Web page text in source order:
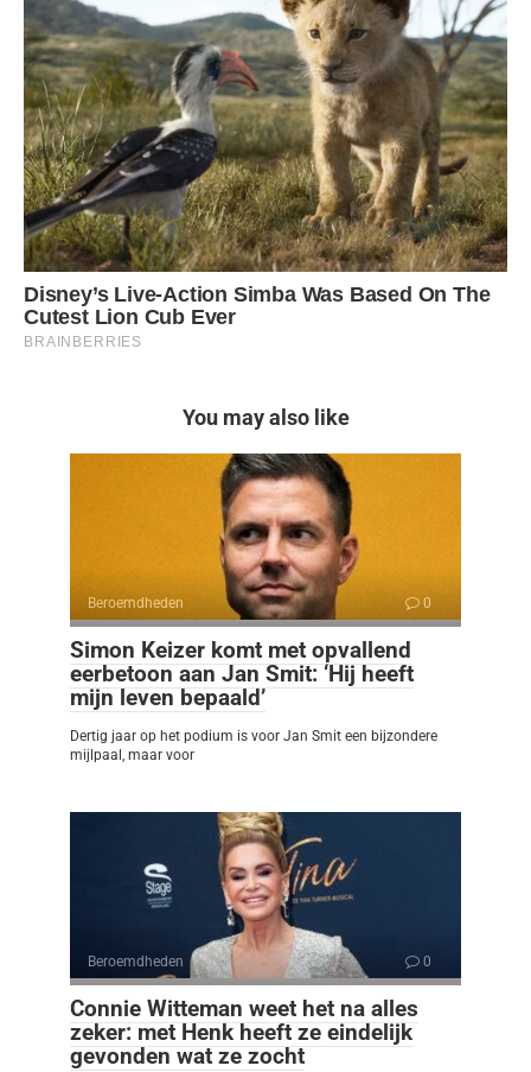
You may also like
Beroemdheden 0
Simon Keizer komt met opvallend
eerbetoon aan Jan Smit: ‘Hij heeft
mijn leven bepaald’
Dertig jaar op het podium is voor Jan Smit een bijzondere
mijlpaal, maar voor
Beroemdheden 0
Connie Witteman weet het na alles
zeker: met Henk heeft ze eindelijk
gevonden wat ze zocht